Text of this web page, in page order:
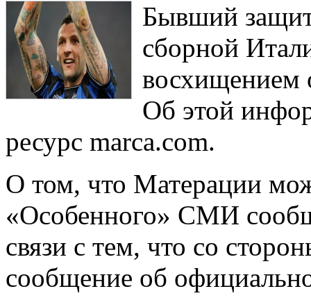
Бывший
сборной
восхищением
Об этой
ресурс marca.com.
О том, что Матерации
«Особенного» СМИ
связи с тем, что со
сообщение об